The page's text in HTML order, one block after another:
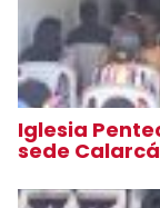
Iglesia
sede Calarcá